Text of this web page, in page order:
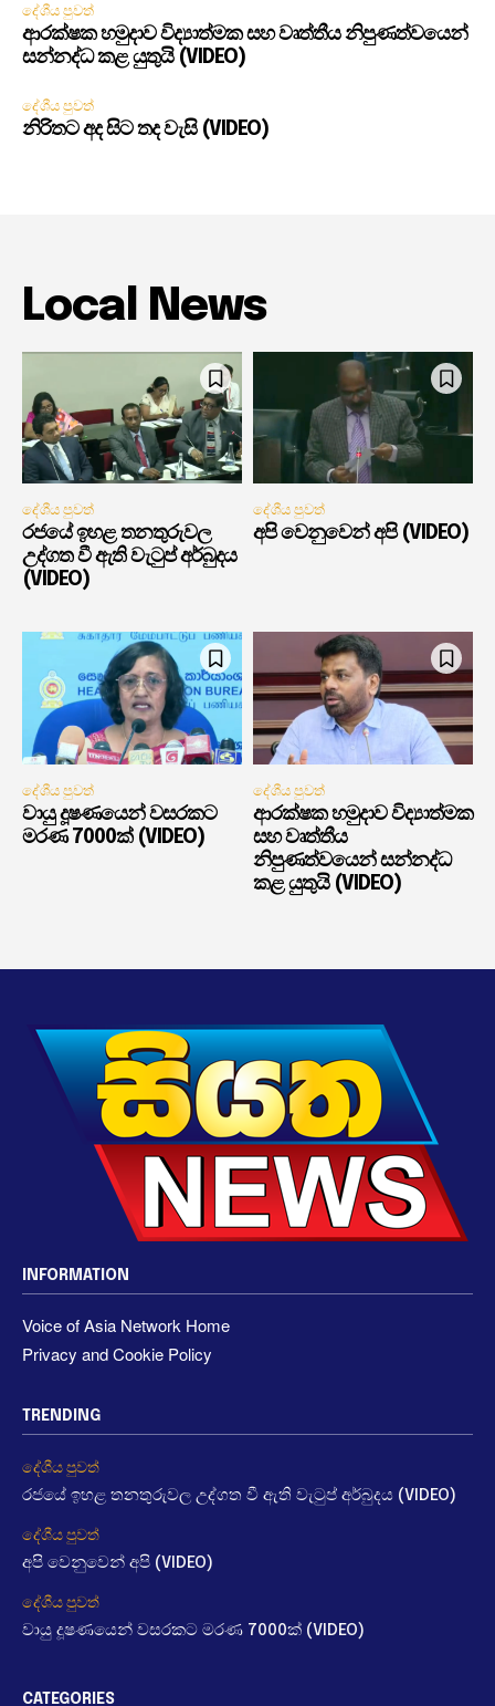
දේශීය පුවත්
ආරක්ෂක හමුදාව විද්‍යාත්මක සහ වෘත්තීය නිපුණත්වයෙන්
සන්නද්ධ කළ යුතුයි (VIDEO)
දේශීය පුවත්
නිරිතට අද සිට තද වැසි (VIDEO)
Local News
දේශීය පුවත්
රජයේ ඉහළ තනතුරුවල
උද්ගත වී ඇති වැටුප් අර්බුදය
(VIDEO)
දේශීය පුවත්
අපි වෙනුවෙන් අපි (VIDEO)
දේශීය පුවත්
වායු දූෂණයෙන් වසරකට
මරණ 7000ක් (VIDEO)
දේශීය පුවත්
ආරක්ෂක හමුදාව විද්‍යාත්මක
සහ වෘත්තීය
නිපුණත්වයෙන් සන්නද්ධ
කළ යුතුයි (VIDEO)
INFORMATION
Voice of Asia Network Home
Privacy and Cookie Policy
TRENDING
දේශීය පුවත්
රජයේ ඉහළ තනතුරුවල උද්ගත වී ඇති වැටුප් අර්බුදය (VIDEO)
දේශීය පුවත්
අපි වෙනුවෙන් අපි (VIDEO)
දේශීය පුවත්
වායු දූෂණයෙන් වසරකට මරණ 7000ක් (VIDEO)
CATEGORIES